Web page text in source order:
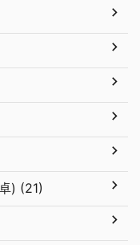
) (21)